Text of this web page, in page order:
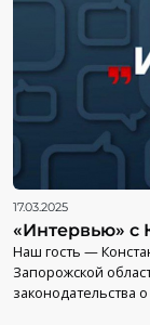
17.03.2025
«Интервью» с
Наш гость —
Запорожской
законодательства